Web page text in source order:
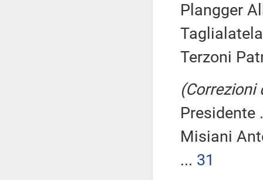
Plangger
Terzoni
Presidente
Misiani
... 31